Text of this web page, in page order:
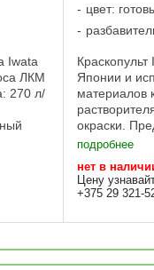
Iwata
ЛКМ
270 л/
•
цвет:
Японии и
материалов
окраски.
давление
подробнее
нет в
Цену
+375 29 321-